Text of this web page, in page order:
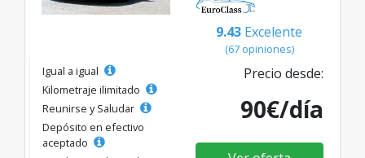
9.43 Excelente
(67 opiniones)
Igual a igual
Kilometraje ilimitado
Reunirse y Saludar
Depósito en efectivo
aceptado
Precio desde:
90€/día